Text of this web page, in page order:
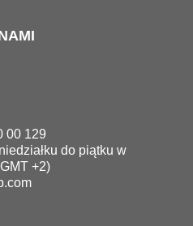
00 129
do piątku w
+2)